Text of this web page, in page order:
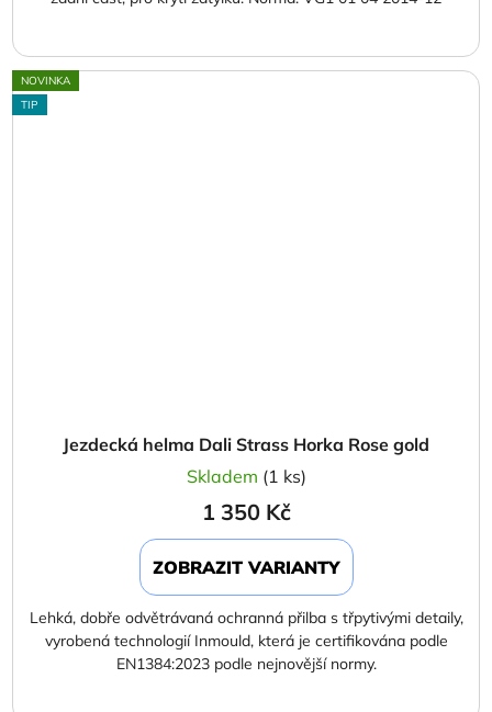
NOVINKA
TIP
Jezdecká helma Dali Strass Horka Rose gold
Skladem (1 ks)
1 350 Kč
ZOBRAZIT VARIANTY
Lehká, dobře odvětrávaná ochranná přilba s třpytivými detaily,
vyrobená technologií Inmould, která je certifikována podle
EN1384:2023 podle nejnovější normy.